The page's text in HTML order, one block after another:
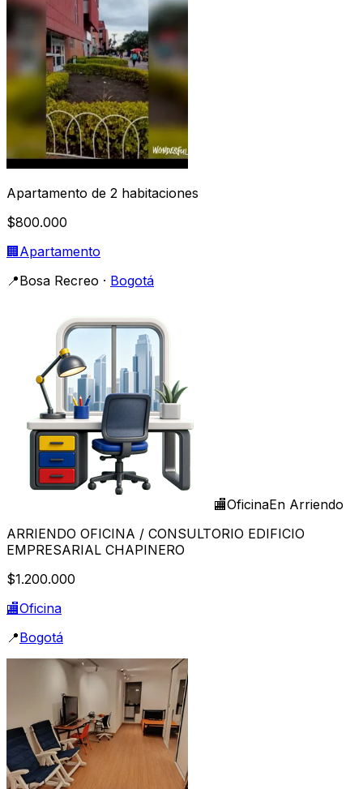
Apartamento de 2 habitaciones
$800.000
🏢 Apartamento
📍Bosa Recreo · Bogotá
🏬OficinaEn Arriendo
ARRIENDO OFICINA / CONSULTORIO EDIFICIO
EMPRESARIAL CHAPINERO
$1.200.000
🏬Oficina
📍Bogotá